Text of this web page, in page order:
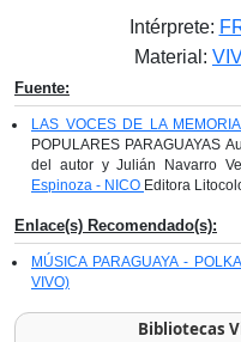
Intérprete:
Material:
Fuente:
LAS VOCES DE LA
POPULARES PARAGUAYAS
del autor y Julián Navarro
Espinoza - NICO Editora
Enlace(s) Recomendado(s):
MÚSICA PARAGUAYA -
VIVO)
Bibliotecas